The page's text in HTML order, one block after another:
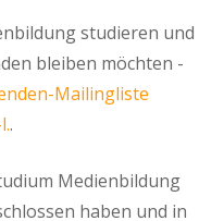
studieren und
bleiben möchten -
Mailingliste
.
Medienbildung
haben und in